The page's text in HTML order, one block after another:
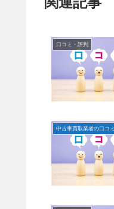
口コミ・評判
中古車買取業者の口コミ